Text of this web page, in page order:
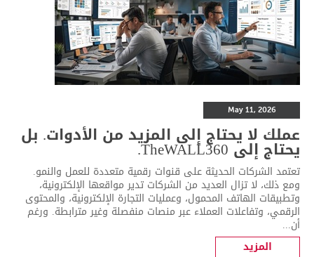
May 11, 2026
عملك لا يحتاج إلى المزيد من الأدوات. بل
يحتاج إلى TheWALL360.
تعتمد الشركات الحديثة على قنوات رقمية متعددة للعمل والنمو.
ومع ذلك، لا تزال العديد من الشركات تدير مواقعها الإلكترونية،
وتطبيقات الهاتف المحمول، وعمليات التجارة الإلكترونية، والمحتوى
الرقمي، وتفاعلات العملاء عبر منصات منفصلة وغير مترابطة. ورغم
أن...
المزيد